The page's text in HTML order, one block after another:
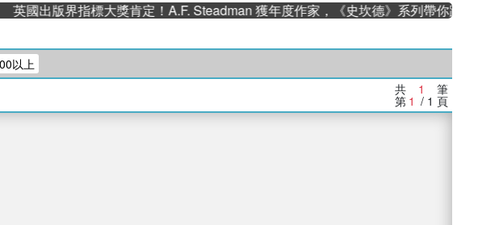
英國出版界指標大獎肯定！A.F. Steadman 獲年度作家，《史坎德》系列帶你踏上熱
以上
共 1 筆
第 1 / 1 頁